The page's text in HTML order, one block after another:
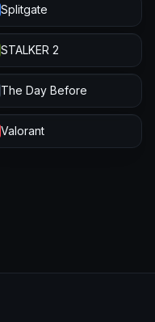
Splitgate
STALKER 2
The Day Before
Valorant